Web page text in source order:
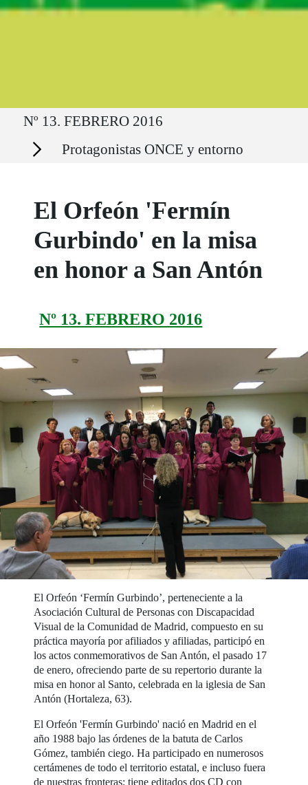
Ruta del sitio
Nº 13. FEBRERO 2016
Secciones Protagonistas ONCE y entorno
El Orfeón 'Fermín
Gurbindo' en la misa
en honor a San Antón
Nº 13. FEBRERO 2016
El Orfeón ‘Fermín Gurbindo’, perteneciente a la
Asociación Cultural de Personas con Discapacidad
Visual de la Comunidad de Madrid, compuesto en su
práctica mayoría por afiliados y afiliadas, participó en
los actos conmemorativos de San Antón, el pasado 17
de enero, ofreciendo parte de su repertorio durante la
misa en honor al Santo, celebrada en la iglesia de San
Antón (Hortaleza, 63).
El Orfeón 'Fermín Gurbindo' nació en Madrid en el
año 1988 bajo las órdenes de la batuta de Carlos
Gómez, también ciego. Ha participado en numerosos
certámenes de todo el territorio estatal, e incluso fuera
de nuestras fronteras; tiene editados dos CD con